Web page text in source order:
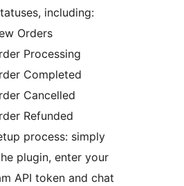
including:
Orders
Processing
Completed
Cancelled
Refunded
process: simply
plugin, enter your
API token and chat